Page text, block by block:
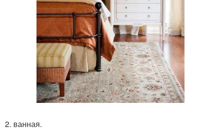
2. ванная.